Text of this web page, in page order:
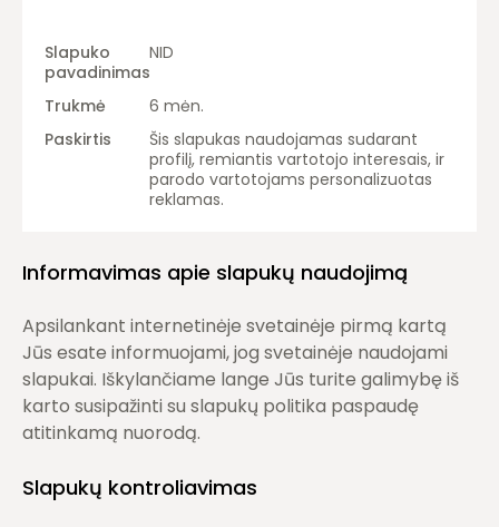
NID
6 mėn.
Šis slapukas naudojamas sudarant
profilį, remiantis vartotojo interesais, ir
parodo vartotojams personalizuotas
reklamas.
Informavimas apie slapukų naudojimą
Apsilankant internetinėje svetainėje pirmą kartą
Jūs esate informuojami, jog svetainėje naudojami
slapukai. Iškylančiame lange Jūs turite galimybę iš
karto susipažinti su slapukų politika paspaudę
atitinkamą nuorodą.
Slapukų kontroliavimas